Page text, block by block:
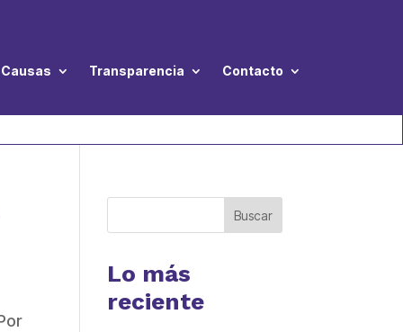
Causas Transparencia Contacto
Buscar
Lo más
reciente